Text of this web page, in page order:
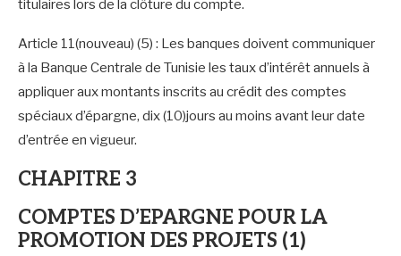
titulaires lors de la clôture du compte.
Article 11(nouveau) (5) : Les banques doivent communiquer
à la Banque Centrale de Tunisie les taux d’intérêt annuels à
appliquer aux montants inscrits au crédit des comptes
spéciaux d’épargne, dix (10)jours au moins avant leur date
d’entrée en vigueur.
CHAPITRE 3
COMPTES D’EPARGNE POUR LA
PROMOTION DES PROJETS (1)